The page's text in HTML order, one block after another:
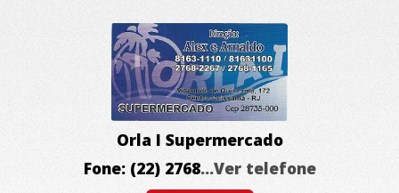
Orla I Supermercado
Fone: (22) 2768...Ver telefone